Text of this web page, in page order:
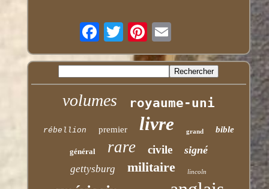
volumes royaume-uni
rébellion premier livre grand bible
général rare civile signé
gettysburg militaire lincoln